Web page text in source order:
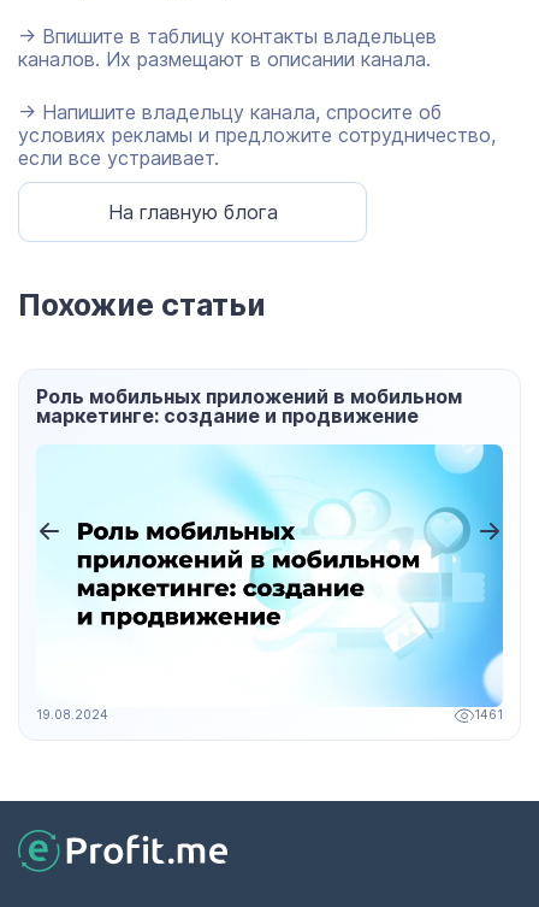
→ Впишите в таблицу контакты владельцев
каналов. Их размещают в описании канала.
→ Напишите владельцу канала, спросите об
условиях рекламы и предложите сотрудничество,
если все устраивает.
На главную блога
Похожие статьи
Роль мобильных приложений в мобильном
маркетинге: создание и продвижение
19.08.2024 1461